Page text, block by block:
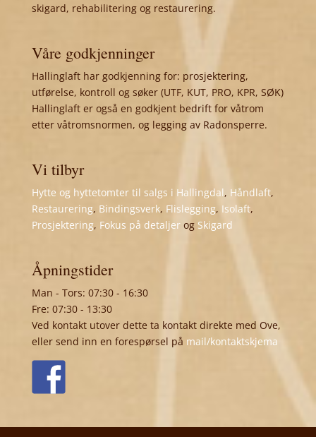
skigard, rehabilitering og restaurering.
Våre godkjenninger
Hallinglaft har godkjenning for: prosjektering,
utførelse, kontroll og søker (UTF, KUT, PRO, KPR, SØK)
Hallinglaft er også en godkjent bedrift for våtrom
etter våtromsnormen, og legging av Radonsperre.
Vi tilbyr
Hytte og hyttetomter til salgs i Hallingdal, Håndlaft,
Restaurering, Bindingsverk, Flislegging, Isolaft,
Prosjektering, Fokus på detaljerog Skigard
Åpningstider
Man - Tors: 07:30 - 16:30
Fre: 07:30 - 13:30
Ved kontakt utover dette ta kontakt direkte med Ove,
eller send inn en forespørsel på mail/kontaktskjema